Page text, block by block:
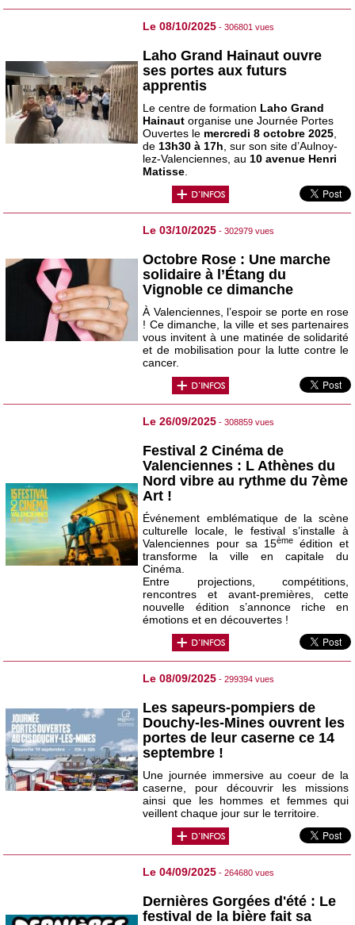
Le 08/10/2025 - 306801 vues
Laho Grand Hainaut ouvre
ses portes aux futurs
apprentis
Le centre de formation Laho Grand
Hainaut organise une Journée Portes
Ouvertes le mercredi 8 octobre 2025
de 13h30 à 17h , sur son site d’Aulnoy-
lez-Valenciennes, au 10 avenue Henri
Matisse
Le 03/10/2025 - 302979 vues
Octobre Rose : Une marche
solidaire à l’Étang du
Vignoble ce dimanche
À Valenciennes, l’espoir se porte en rose
! Ce dimanche, la ville et ses partenaires
vous invitent à une matinée de solidarité
et de mobilisation pour la lutte contre le
cancer.
Le 26/09/2025 - 308859 vues
Festival 2 Cinéma de
Valenciennes : L Athènes du
Nord vibre au rythme du 7ème
Art !
Événement emblématique de la scène
culturelle locale, le festival s’installe à
Valenciennes pour sa 15ème
édition et
transforme la ville en capitale du
Cinéma.
Entre projections, compétitions,
rencontres et avant-premières, cette
nouvelle édition s’annonce riche en
émotions et en découvertes !
Le 08/09/2025 - 299394 vues
Les sapeurs-pompiers de
Douchy-les-Mines ouvrent les
portes de leur caserne ce 14
septembre !
Une journée immersive au coeur de la
caserne, pour découvrir les missions
ainsi que les hommes et femmes qui
veillent chaque jour sur le territoire.
Le 04/09/2025 - 264680 vues
Dernières Gorgées d'été : Le
festival de la bière fait sa